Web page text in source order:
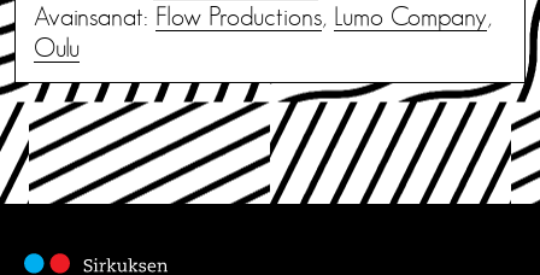
Avainsanat: Flow Productions, Lumo Company,
Oulu